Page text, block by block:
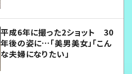
平成6年に撮った2ショット 30
年後の姿に…「美男美女」「こん
な夫婦になりたい」